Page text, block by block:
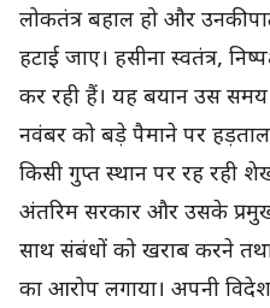
लोकतंत्र बहाल हो और उनकी
हटाई जाए। हसीना स्वतंत्र,
कर रही हैं। यह बयान उस
नवंबर को बड़े पैमाने पर
किसी गुप्त स्थान पर रह रही
अंतरिम सरकार और उसके
साथ संबंधों को खराब करने
का आरोप लगाया। अपनी